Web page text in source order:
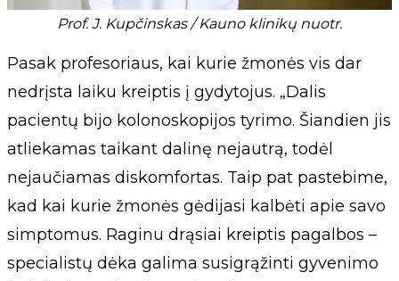
Prof. J. Kupčinskas / Kauno klinikų nuotr.
Pasak profesoriaus, kai kurie žmonės vis dar
nedrįsta laiku kreiptis į gydytojus. „Dalis
pacientų bijo kolonoskopijos tyrimo. Šiandien jis
atliekamas taikant dalinę nejautrą, todėl
nejaučiamas diskomfortas. Taip pat pastebime,
kad kai kurie žmonės gėdijasi kalbėti apie savo
simptomus. Raginu drąsiai kreiptis pagalbos –
specialistų dėka galima susigrąžinti gyvenimo